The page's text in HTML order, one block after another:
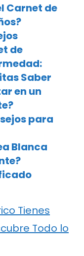
Carnet de
de
Saber
en un
para
Blanca
Tienes
Todo lo